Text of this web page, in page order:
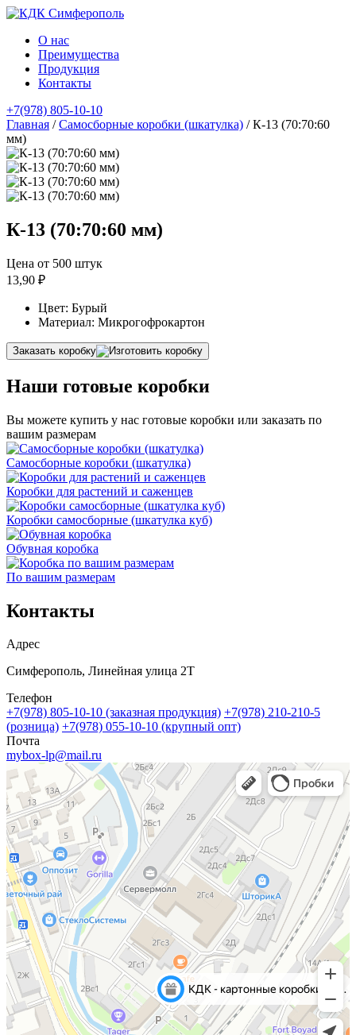
О нас
Преимущества
Продукция
Контакты
+7(978) 805-10-10
Главная /Самосборные коробки (шкатулка) / К-13 (70:70:60
мм)
К-13 (70:70:60 мм)
Цена от 500 штук
13,90 ₽
Цвет: Бурый
Материал: Микрогофрокартон
Заказать коробку
Наши готовые коробки
Вы можете купить у нас готовые коробки или заказать по
вашим размерам
Самосборные коробки (шкатулка)
Коробки для растений и саженцев
Коробки самосборные (шкатулка куб)
Обувная коробка
По вашим размерам
Контакты
Адрес
Симферополь, Линейная улица 2Т
Телефон
+7(978) 805-10-10 (заказная продукция) +7(978) 210-210-5
(розница) +7(978) 055-10-10 (крупный опт)
Почта
mybox-lp@mail.ru